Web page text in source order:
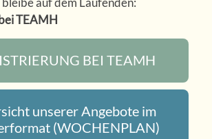
TEAMH
BEI TEAMH
unserer Angebote im
(WOCHENPLAN)